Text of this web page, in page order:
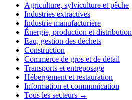
Agriculture, sylviculture et pêche
Industries extractives
Industrie manufacturière
Énergie, production et distribution
Eau, gestion des déchets
Construction
Commerce de gros et de détail
Transports et entreposage
Hébergement et restauration
Information et communication
Tous les secteurs →